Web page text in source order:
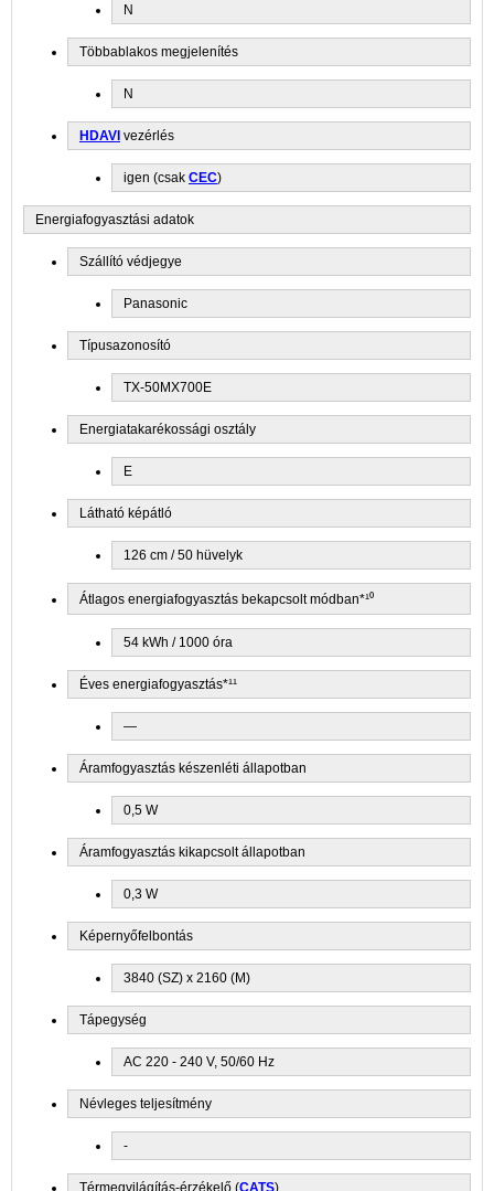
N
Többablakos megjelenítés
N
HDAVI vezérlés
igen (csak CEC)
Energiafogyasztási adatok
Szállító védjegye
Panasonic
Típusazonosító
TX-50MX700E
Energiatakarékossági osztály
E
Látható képátló
126 cm / 50 hüvelyk
Átlagos energiafogyasztás bekapcsolt módban*¹⁰
54 kWh / 1000 óra
Éves energiafogyasztás*¹¹
—
Áramfogyasztás készenléti állapotban
0,5 W
Áramfogyasztás kikapcsolt állapotban
0,3 W
Képernyőfelbontás
3840 (SZ) x 2160 (M)
Tápegység
AC 220 - 240 V, 50/60 Hz
Névleges teljesítmény
-
Térmegvilágítás-érzékelő (CATS)